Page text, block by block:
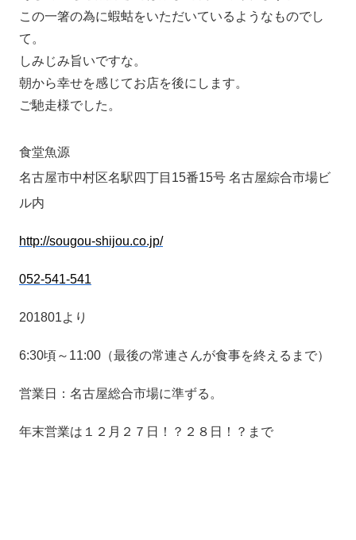
この一箸の為に蝦蛄をいただいているようなものでし
て。
しみじみ旨いですな。
朝から幸せを感じてお店を後にします。
ご馳走様でした。
食堂魚源
名古屋市中村区名駅四丁目15番15号 名古屋綜合市場ビ
ル内
http://sougou-shijou.co.jp/
052-541-541
201801より
6:30頃～11:00（最後の常連さんが食事を終えるまで）
営業日：名古屋総合市場に準ずる。
年末営業は１２月２７日！？２８日！？まで